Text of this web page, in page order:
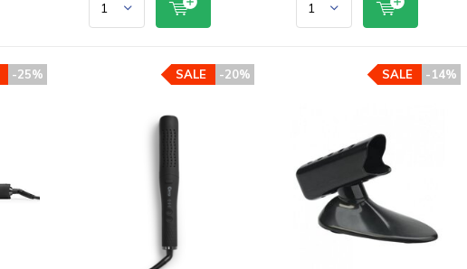
-25% -20%
SALE -14%
SALE